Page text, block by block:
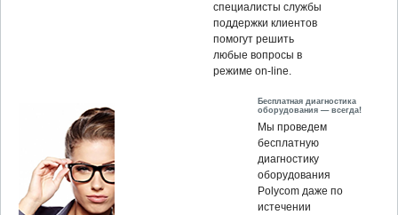
специалисты службы
поддержки клиентов
помогут решить
любые вопросы в
режиме on-line.
Бесплатная диагностика
оборудования — всегда!
Мы проведем
бесплатную
диагностику
оборудования
Polycom даже по
истечении